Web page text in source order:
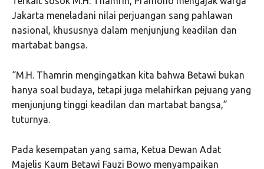
Jakarta meneladani nilai perjuangan sang pahlawan
nasional, khususnya dalam menjunjung keadilan dan
martabat bangsa.
“M.H. Thamrin mengingatkan kita bahwa Betawi bukan
hanya soal budaya, tetapi juga melahirkan pejuang yang
menjunjung tinggi keadilan dan martabat bangsa,”
tuturnya.
Pada kesempatan yang sama, Ketua Dewan Adat
Majelis Kaum Betawi Fauzi Bowo menyampaikan